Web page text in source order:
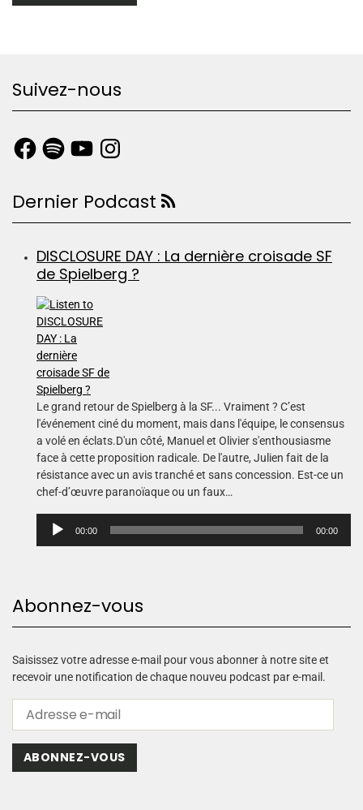
Suivez-nous
Dernier Podcast
DISCLOSURE DAY : La dernière croisade SF
de Spielberg ?
Le grand retour de Spielberg à la SF... Vraiment ? C’est
l'événement ciné du moment, mais dans l'équipe, le consensus
a volé en éclats.D'un côté, Manuel et Olivier s'enthousiasme
face à cette proposition radicale. De l'autre, Julien fait de la
résistance avec un avis tranché et sans concession. Est-ce un
chef-d’œuvre paranoïaque ou un faux…
u
u
d
o
00:00 00:00
Abonnez-vous
Saisissez votre adresse e-mail pour vous abonner à notre site et
recevoir une notification de chaque nouveu podcast par e-mail.
ABONNEZ-VOUS